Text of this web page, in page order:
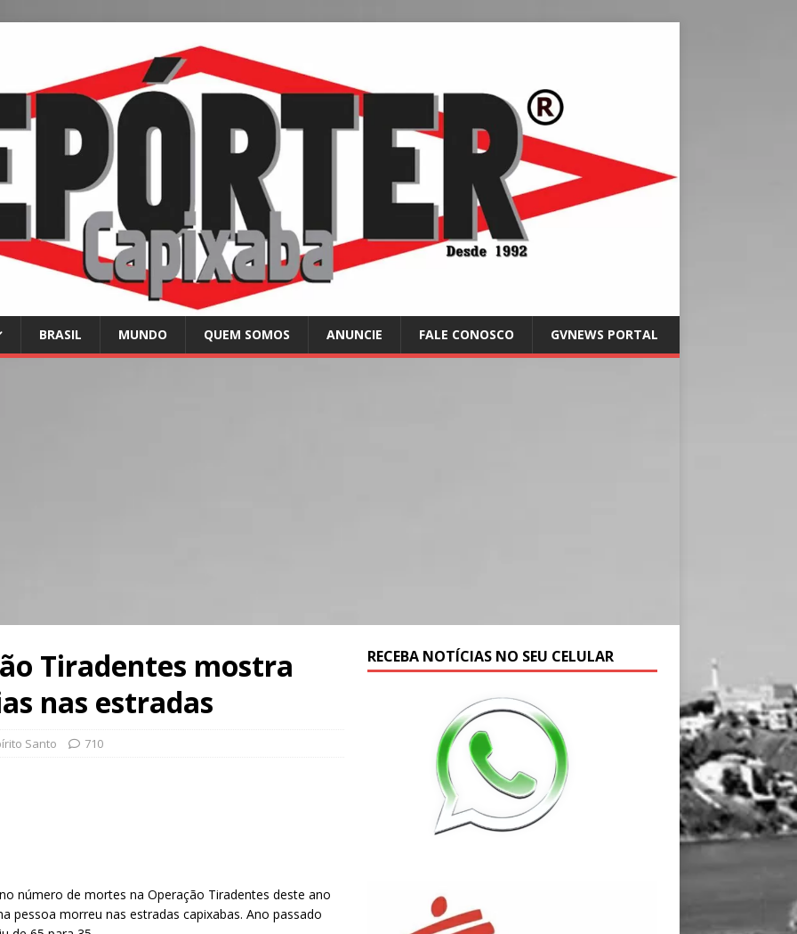
BRASIL MUNDO QUEM SOMOS ANUNCIE FALE CONOSCO GVNEWS PORTAL
Tiradentes mostra
nas estradas
Santo 710
número de mortes na Operação Tiradentes deste ano
pessoa morreu nas estradas capixabas. Ano passado
RECEBA NOTÍCIAS NO SEU CELULAR